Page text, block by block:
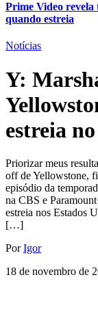
Prime Video revela
quando estreia
Notícias
Y:
estreia
Priorizar meus
off de Yellowstone,
episódio da
na CBS e
estreia nos Estados
[…]
PorIgor
18 de novembro de